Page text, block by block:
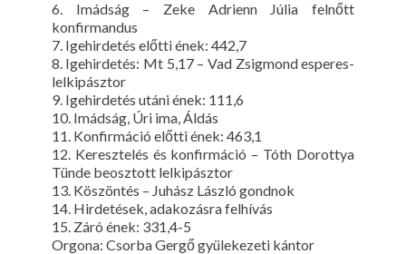
6. Imádság – Zeke Adrienn Júlia felnőtt
konfirmandus
7. Igehirdetés előtti ének: 442,7
8. Igehirdetés: Mt 5,17 – Vad Zsigmond esperes-
lelkipásztor
9. Igehirdetés utáni ének: 111,6
10. Imádság, Úri ima, Áldás
11. Konfirmáció előtti ének: 463,1
12. Keresztelés és konfirmáció – Tóth Dorottya
Tünde beosztott lelkipásztor
13. Köszöntés – Juhász László gondnok
14. Hirdetések, adakozásra felhívás
15. Záró ének: 331,4-5
Orgona: Csorba Gergő gyülekezeti kántor